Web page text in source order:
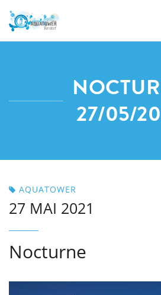
27/05/
AQUATOWER
27 MAI 2021
Nocturne